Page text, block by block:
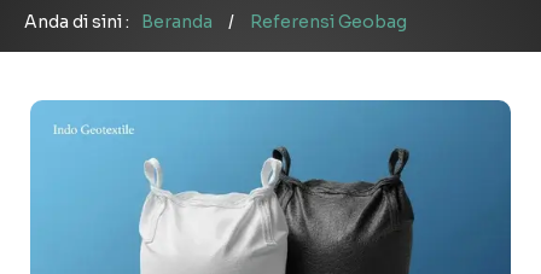
Anda di sini : Beranda / Referensi Geobag